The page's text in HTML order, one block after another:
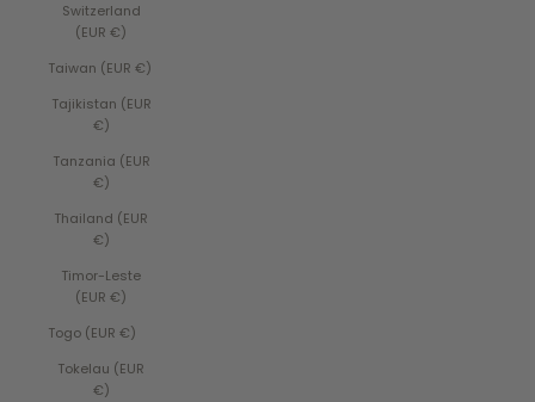
Switzerland
(EUR €)
Taiwan (EUR €)
Tajikistan (EUR
€)
Tanzania (EUR
€)
Thailand (EUR
€)
Timor-Leste
(EUR €)
Togo (EUR €)
Tokelau (EUR
€)